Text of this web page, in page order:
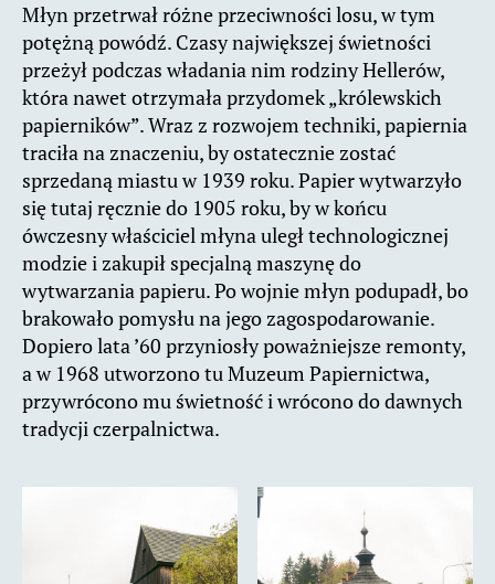
Młyn przetrwał różne przeciwności losu, w tym
potężną powódź. Czasy największej świetności
przeżył podczas władania nim rodziny Hellerów,
która nawet otrzymała przydomek „królewskich
papierników”. Wraz z rozwojem techniki, papiernia
traciła na znaczeniu, by ostatecznie zostać
sprzedaną miastu w 1939 roku. Papier wytwarzyło
się tutaj ręcznie do 1905 roku, by w końcu
ówczesny właściciel młyna uległ technologicznej
modzie i zakupił specjalną maszynę do
wytwarzania papieru. Po wojnie młyn podupadł, bo
brakowało pomysłu na jego zagospodarowanie.
Dopiero lata ’60 przyniosły poważniejsze remonty,
a w 1968 utworzono tu Muzeum Papiernictwa,
przywrócono mu świetność i wrócono do dawnych
tradycji czerpalnictwa.